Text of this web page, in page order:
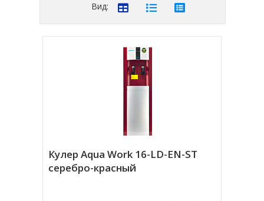
Вид:
Кулер Aqua Work 16-LD-EN-ST
серебро-красный